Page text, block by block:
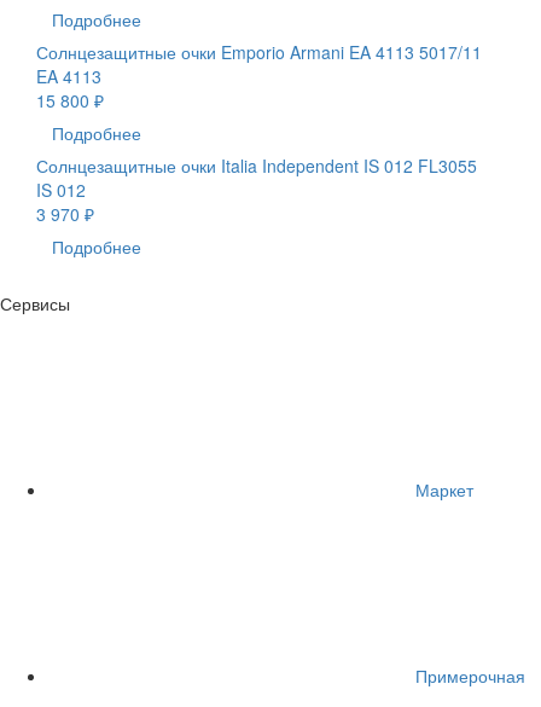
Подробнее
Солнцезащитные очки Emporio Armani EA 4113 5017/11
EA 4113
15 800 ₽
Подробнее
Солнцезащитные очки Italia Independent IS 012 FL3055
IS 012
3 970 ₽
Подробнее
Сервисы
Маркет
Примерочная